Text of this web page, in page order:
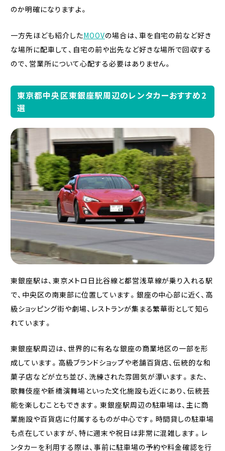
のか明確になりますよ。
一方先ほども紹介したMOOVの場合は、車を自宅の前など好き
な場所に配車して、自宅の前や出先など好きな場所で回収する
ので、営業所について心配する必要はありません。
東京都中央区東銀座駅周辺のレンタカーおすすめ2
選
東銀座駅は、東京メトロ日比谷線と都営浅草線が乗り入れる駅
で、中央区の南東部に位置しています。銀座の中心部に近く、高
級ショッピング街や劇場、レストランが集まる繁華街として知ら
れています。
東銀座駅周辺は、世界的に有名な銀座の商業地区の一部を形
成しています。高級ブランドショップや老舗百貨店、伝統的な和
菓子店などが立ち並び、洗練された雰囲気が漂います。また、
歌舞伎座や新橋演舞場といった文化施設も近くにあり、伝統芸
能を楽しむこともできます。東銀座駅周辺の駐車場は、主に商
業施設や百貨店に付属するものが中心です。時間貸しの駐車場
も点在していますが、特に週末や祝日は非常に混雑します。レ
ンタカーを利用する際は、事前に駐車場の予約や料金確認を行